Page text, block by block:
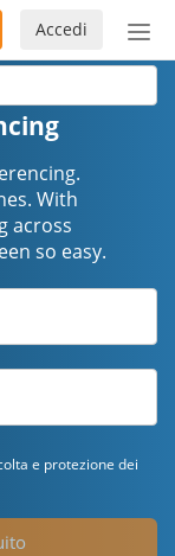
Accedi
​​​​​​​With
across
so easy.
e protezione dei